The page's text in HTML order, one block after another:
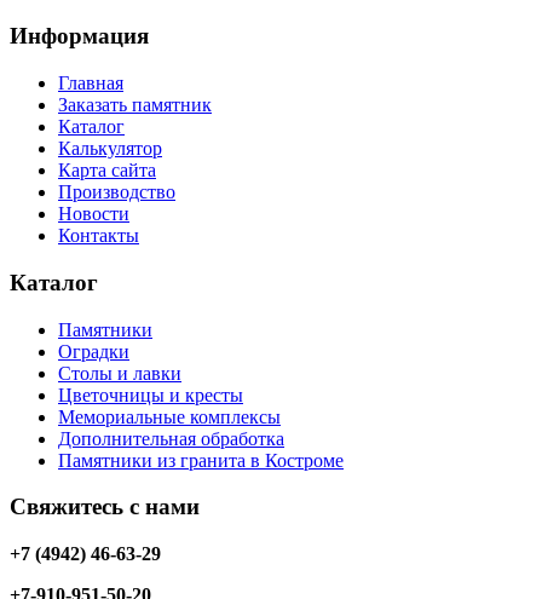
Информация
Главная
Заказать памятник
Каталог
Калькулятор
Карта сайта
Производство
Новости
Контакты
Каталог
Памятники
Оградки
Столы и лавки
Цветочницы и кресты
Мемориальные комплексы
Дополнительная обработка
Памятники из гранита в Костроме
Свяжитесь с нами
+7 (4942) 46-63-29
+7-910-951-50-20